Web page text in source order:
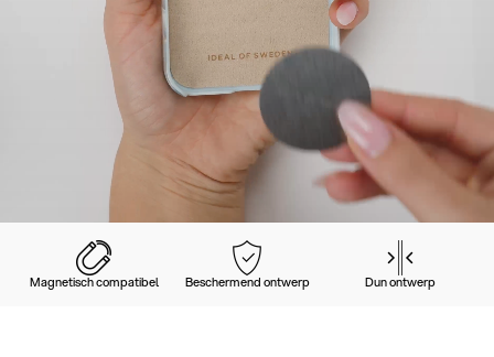
Magnetisch compatibel Beschermend ontwerp Dun ontwerp